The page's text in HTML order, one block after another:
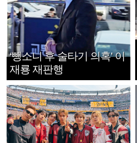
‘뺑소니 후 술타기 의혹’ 이
재룡 재판행